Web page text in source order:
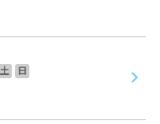
土
日